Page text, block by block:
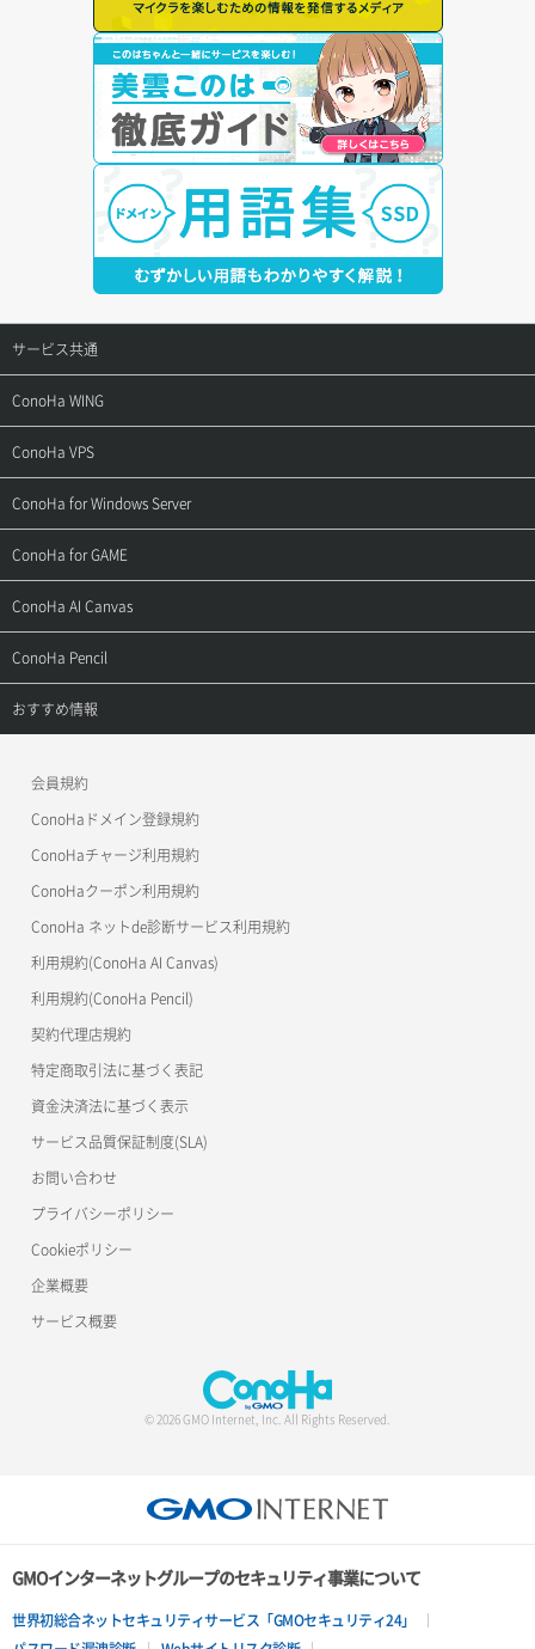
サービス共通
サポートトップ
ご契約・お支払い
お問い合わせ
ConoHa WING
サポートトップ
ご利用ガイド
よくある質問
ConoHa VPS
サポートトップ
ご利用ガイド
APIドキュメントVPS3.0
ConoHa for Windows Server
サポートトップ
ご利用ガイド
APIドキュメントVPS3.0
ConoHa for GAME
サポートトップ
ご利用ガイド
ConoHa AI Canvas
サポートトップ
ご利用ガイド
ConoHa Pencil
サポートトップ
おすすめ情報
美雲このは徹底ガイド
会員規約
ConoHaドメイン登録規約
ConoHaチャージ利用規約
ConoHaクーポン利用規約
ConoHa ネットde診断サービス利用規約
利用規約(ConoHa AI Canvas)
利用規約(ConoHa Pencil)
契約代理店規約
特定商取引法に基づく表記
資金決済法に基づく表示
サービス品質保証制度(SLA)
お問い合わせ
プライバシーポリシー
Cookieポリシー
企業概要
サービス概要
© 2026 GMO Internet, Inc. All Rights Reserved.
GMOインターネットグループのセキュリティ事業について
世界初総合ネットセキュリティサービス「GMOセキュリティ24」